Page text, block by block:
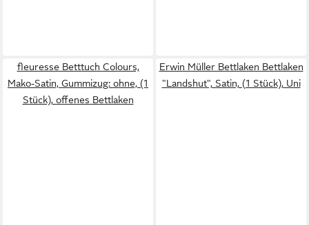
fleuresse Betttuch Colours,
Mako-Satin, Gummizug: ohne, (1
Stück), offenes Bettlaken
Erwin Müller Bettlaken Bettlaken
"Landshut", Satin, (1 Stück), Uni